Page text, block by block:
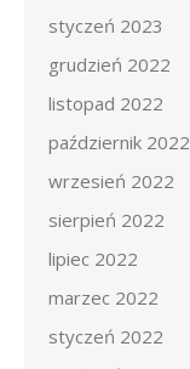
styczeń 2023
grudzień 2022
listopad 2022
październik 2022
wrzesień 2022
sierpień 2022
lipiec 2022
marzec 2022
styczeń 2022